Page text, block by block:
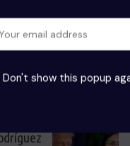
Don't show this popup